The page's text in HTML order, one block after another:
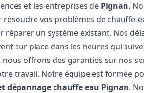
et les entreprises de Pignan.
résoudre vos problèmes de chauffe-
réparer un système existant. Nos
sur place dans les heures qui
offrons des garanties sur nos
travail. Notre équipe est formée
dépannage chauffe eau Pignan.